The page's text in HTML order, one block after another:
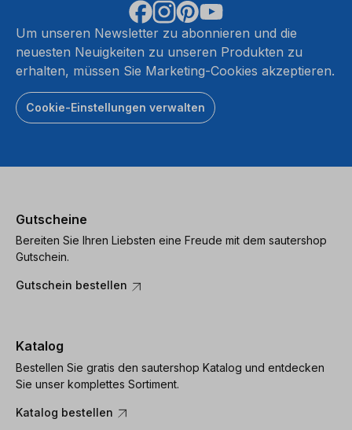
Um unseren Newsletter zu abonnieren und die
neuesten Neuigkeiten zu unseren Produkten zu
erhalten, müssen Sie Marketing-Cookies akzeptieren.
Cookie-Einstellungen verwalten
Gutscheine
Bereiten Sie Ihren Liebsten eine Freude mit dem sautershop
Gutschein.
Gutschein bestellen
Katalog
Bestellen Sie gratis den sautershop Katalog und entdecken
Sie unser komplettes Sortiment.
Katalog bestellen